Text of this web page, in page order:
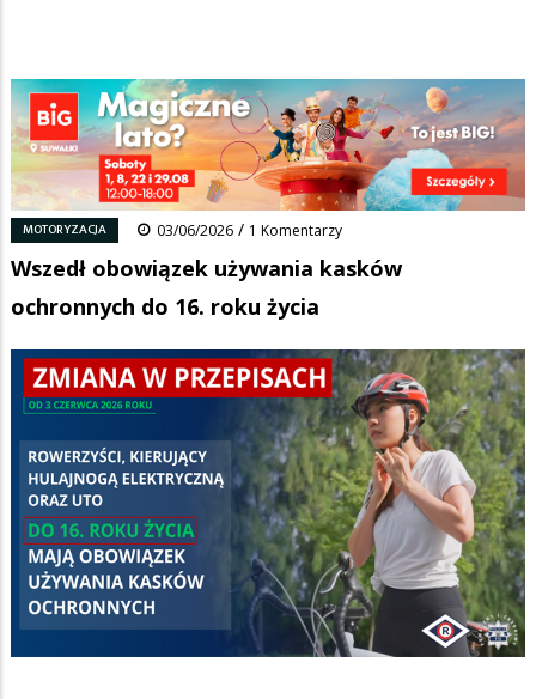
Ścieżka
nawigacyjna
Strona główna/Wiadomości/Motoryzacja/
Wszedł obowiązek używania kasków ochronnych do 16. roku życia
FacebookPinterestTumblr
0 Reddit Share
MOTORYZACJA 03/06/2026 / 1 Komentarzy
Wszedł obowiązek używania kasków
ochronnych do 16. roku życia